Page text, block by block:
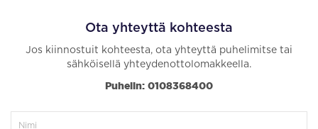
Ota yhteyttä kohteesta
Jos kiinnostuit kohteesta, ota yhteyttä puhelimitse tai
sähköisellä yhteydenottolomakkeella.
Puhelin: 0108368400